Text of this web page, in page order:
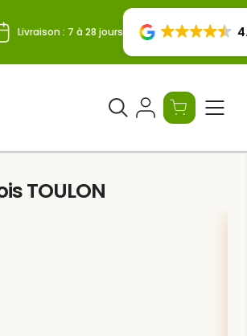
Livraison : 7 à 28 jours
Ouvrir
formulaire
TOULON